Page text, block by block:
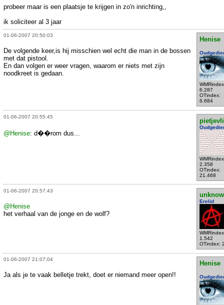
probeer maar is een plaatsje te krijgen in zo'n inrichting,,
ik soliciteer al 3 jaar
01-06-2007 20:50:03
Henise
6.287
OTindex:
6.684
De volgende keer,is hij misschien wel echt die man in de bossen
met dat pistool.
En dan volgen er weer vragen, waarom er niets met zijn
noodkreet is gedaan.
01-06-2007 20:55:45
2.358
OTindex:
21.468
@Henise: d��rom dus...
01-06-2007 20:57:43
unknow
Erelid
1.542
OTindex:
@Henise
het verhaal van de jonge en de wolf?
01-06-2007 21:07:04
Henise
Ja als je te vaak belletje trekt, doet er niemand meer open!!